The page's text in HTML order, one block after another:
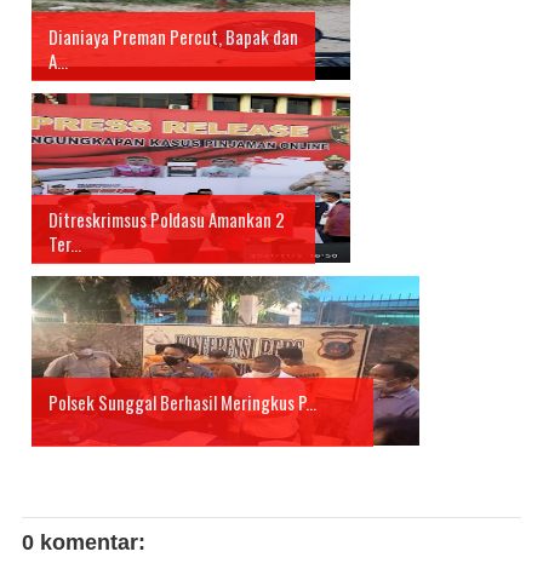
Dianiaya Preman Percut, Bapak dan
A...
Ditreskrimsus Poldasu Amankan 2
Ter...
Polsek Sunggal Berhasil Meringkus P...
0 komentar: